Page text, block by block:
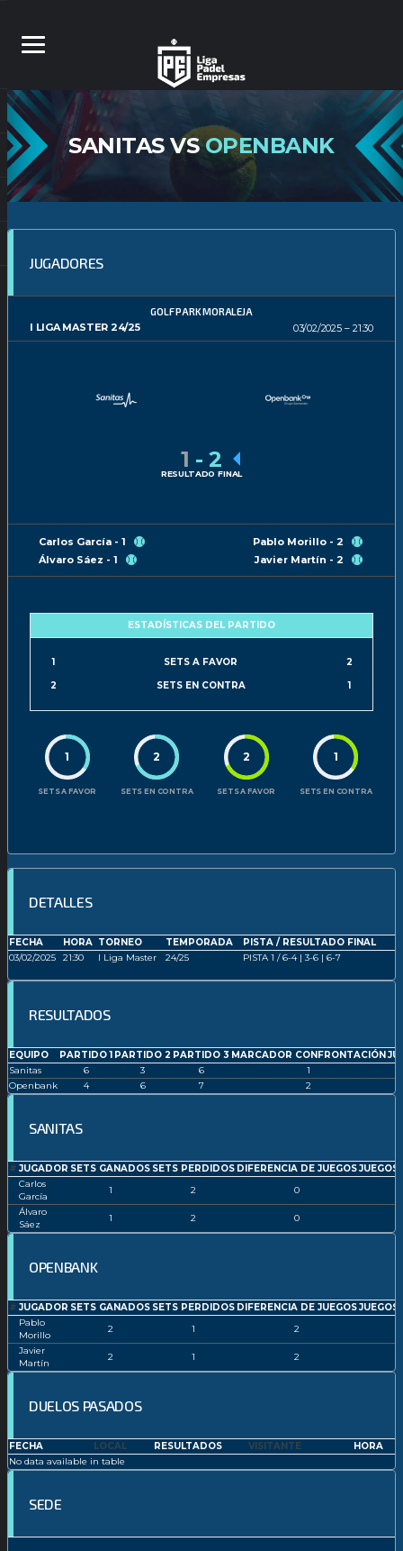
SANITAS VSOPENBANK
JUGADORES
I LIGA MASTER 24/25
GOLF PARK MORALEJA
03/02/2025 21:30
1 - 2
RESULTADO FINAL
Carlos García - 1
Álvaro Sáez - 1
Pablo Morillo - 2
Javier Martín - 2
ESTADÍSTICAS DEL PARTIDO
1 SETS A FAVOR
2
2
SETS EN CONTRA 1
1
SETS A FAVOR
2
SETS EN CONTRA
2
SETS A FAVOR
1
SETS EN CONTRA
DETALLES
FECHA HORA TORNEO TEMPORADA
PISTA / RESULTADO FINAL
03/02/2025
21:30 I Liga Master 24/25 PISTA 1 / 6-4 | 3-6 | 6-7
RESULTADOS
EQUIPO PARTIDO 1 PARTIDO 2 PARTIDO 3 MARCADOR CONFRONTACIÓN
Sanitas
6 3 6
1
Openbank
4 6 7 2
SANITAS
# JUGADOR SETS GANADOS SETS PERDIDOS DIFERENCIA DE JUEGOSJUEGOS
Carlos
García
1 2 0
Álvaro
Sáez
1 2 0
OPENBANK
# JUGADOR SETS GANADOS SETS PERDIDOS DIFERENCIA DE JUEGOSJUEGOS
Pablo
Morillo
2 1 2
Javier
Martín
2 1 2
DUELOS PASADOS
FECHA LOCAL RESULTADOS VISITANTE
HORA
No data available in table
SEDE